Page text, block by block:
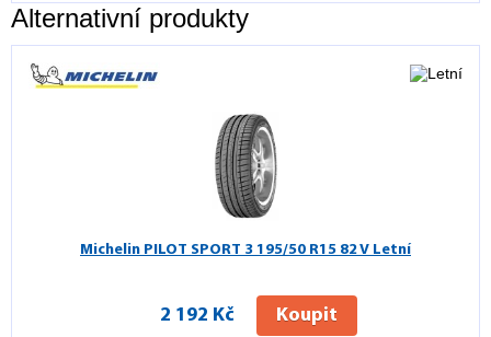
Alternativní produkty
Michelin PILOT SPORT 3 195/50 R15 82 V Letní
2 192 Kč Koupit